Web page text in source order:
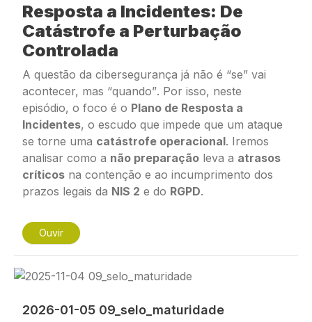
Resposta a Incidentes: De
Catástrofe a Perturbação
Controlada
A questão da cibersegurança já não é “se” vai
acontecer, mas “quando”. Por isso, neste
episódio, o foco é o Plano de Resposta a
Incidentes, o escudo que impede que um ataque
se torne uma catástrofe operacional. Iremos
analisar como a não preparação leva a atrasos
críticos na contenção e ao incumprimento dos
prazos legais da NIS 2 e do RGPD.
Ouvir
Imagem
2026-01-05 09_selo_maturidade